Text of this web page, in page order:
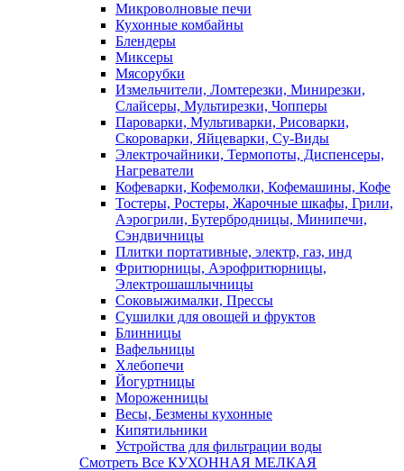
Микроволновые печи
Кухонные комбайны
Блендеры
Миксеры
Мясорубки
Измельчители, Ломтерезки, Минирезки,
Слайсеры, Мультирезки, Чопперы
Пароварки, Мультиварки, Рисоварки,
Скороварки, Яйцеварки, Су-Виды
Электрочайники, Термопоты, Диспенсеры,
Нагреватели
Кофеварки, Кофемолки, Кофемашины, Кофе
Тостеры, Ростеры, Жарочные шкафы, Грили,
Аэрогрили, Бутербродницы, Минипечи,
Сэндвичницы
Плитки портативные, электр, газ, инд
Фритюрницы, Аэрофритюрницы,
Электрошашлычницы
Соковыжималки, Прессы
Сушилки для овощей и фруктов
Блинницы
Вафельницы
Хлебопечи
Йогуртницы
Мороженницы
Весы, Безмены кухонные
Кипятильники
Устройства для фильтрации воды
Смотреть Все КУХОННАЯ МЕЛКАЯ